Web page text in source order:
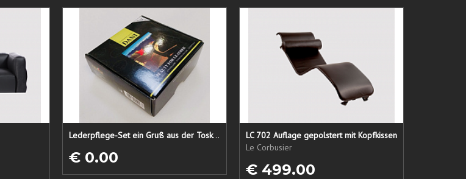
Lederpflege-Set ein Gruß aus der Toskana...
€ 0.00
LC 702 Auflage gepolstert mit Kopfkissen
Le Corbusier
€ 499.00